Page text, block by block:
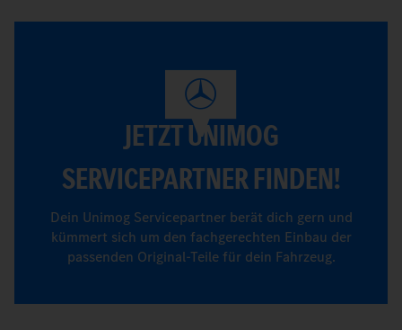
JETZT UNIMOG
SERVICEPARTNER FINDEN!
Dein Unimog Servicepartner berät dich gern und
kümmert sich um den fachgerechten Einbau der
passenden Original-Teile für dein Fahrzeug.